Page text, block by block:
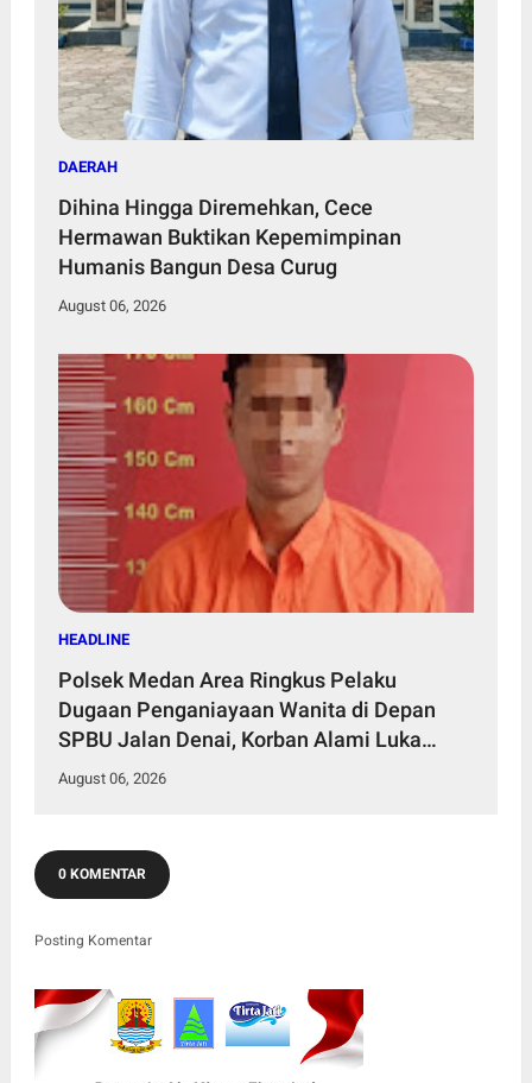
DAERAH
Dihina Hingga Diremehkan, Cece
Hermawan Buktikan Kepemimpinan
Humanis Bangun Desa Curug
August 06, 2026
HEADLINE
Polsek Medan Area Ringkus Pelaku
Dugaan Penganiayaan Wanita di Depan
SPBU Jalan Denai, Korban Alami Luka
Memar
August 06, 2026
0 KOMENTAR
Posting Komentar